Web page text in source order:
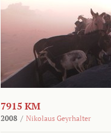
7915 KM
2008 / Nikolaus Geyrhalter